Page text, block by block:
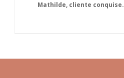
Mathilde, cliente conquise.